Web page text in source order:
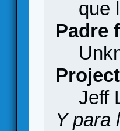
que
Padre
Jeff
Y para